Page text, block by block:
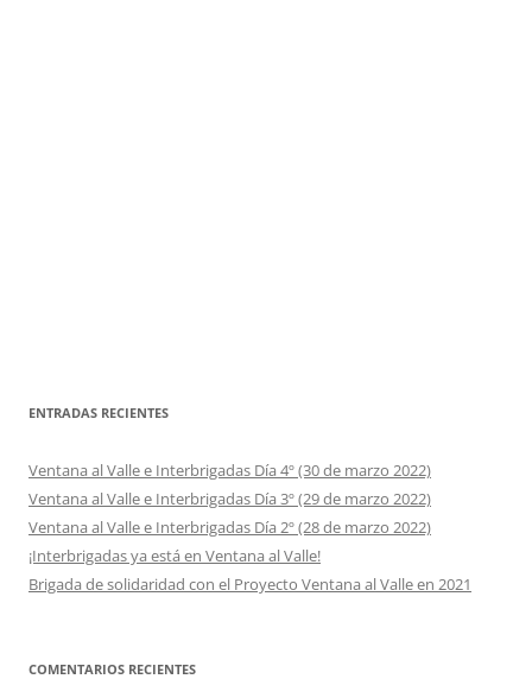
ENTRADAS RECIENTES
Ventana al Valle e Interbrigadas Día 4º (30 de marzo 2022)
Ventana al Valle e Interbrigadas Día 3º (29 de marzo 2022)
Ventana al Valle e Interbrigadas Día 2º (28 de marzo 2022)
¡Interbrigadas ya está en Ventana al Valle!
Brigada de solidaridad con el Proyecto Ventana al Valle en 2021
COMENTARIOS RECIENTES